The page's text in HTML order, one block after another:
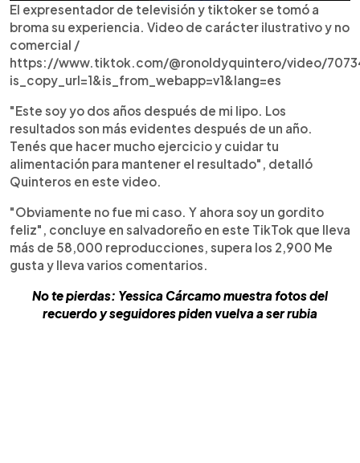
El expresentador de televisión y tiktoker se tomó a
broma su experiencia. Video de carácter ilustrativo y no
comercial /
https://www.tiktok.com/@ronoldyquintero/video/
is_copy_url=1&is_from_webapp=v1&lang=es
"Este soy yo dos años después de mi lipo. Los
resultados son más evidentes después de un año.
Tenés que hacer mucho ejercicio y cuidar tu
alimentación para mantener el resultado", detalló
Quinteros en este video.
"Obviamente no fue mi caso. Y ahora soy un gordito
feliz", concluye en salvadoreño en este TikTok que lleva
más de 58,000 reproducciones, supera los 2,900 Me
gusta y lleva varios comentarios.
No te pierdas: Yessica Cárcamo muestra fotos del
recuerdo y seguidores piden vuelva a ser rubia